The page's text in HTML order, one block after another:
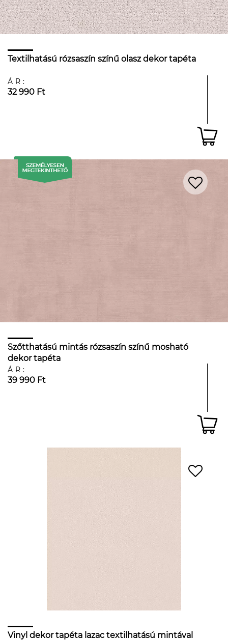
Textilhatású rózsaszín színű olasz dekor tapéta
ÁR:
32 990 Ft
Szőtthatású mintás rózsaszín színű mosható
dekor tapéta
ÁR:
39 990 Ft
Vinyl dekor tapéta lazac textilhatású mintával